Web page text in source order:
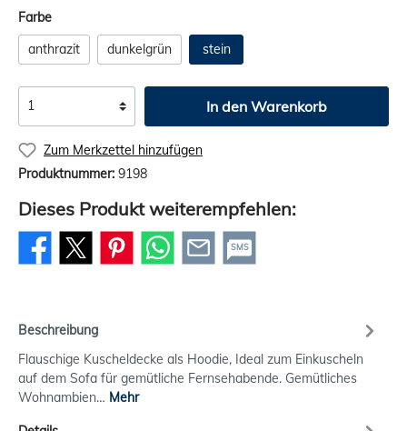
Farbe
anthrazit
dunkelgrün stein
In den Warenkorb
Zum Merkzettel hinzufügen
Produktnummer: 9198
Dieses Produkt weiterempfehlen:
SMS
Beschreibung
Flauschige Kuscheldecke als Hoodie, Ideal zum Einkuscheln
auf dem Sofa für gemütliche Fernsehabende. Gemütliches
Wohnambien… Mehr